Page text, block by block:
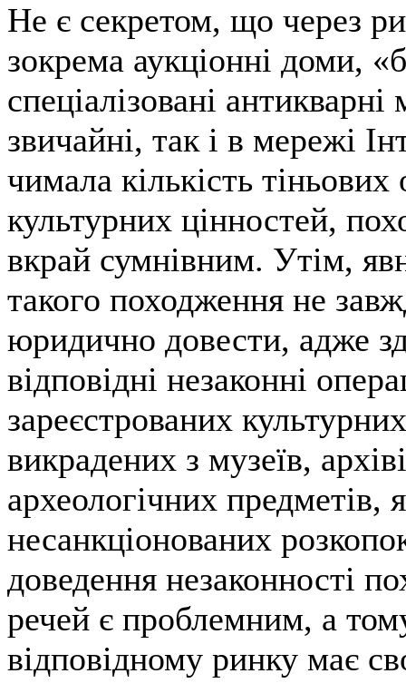
Не є секретом, що через
зокрема аукціонні доми,
спеціалізовані
звичайні, так і в мережі
чимала кількість
культурних цінностей,
вкрай сумнівним. Утім,
такого походження не
юридично довести, адже
відповідні незаконні
зареєстрованих
викрадених з музеїв,
археологічних предметів,
несанкціонованих
доведення незаконності
речей є проблемним, а
відповідному ринку має